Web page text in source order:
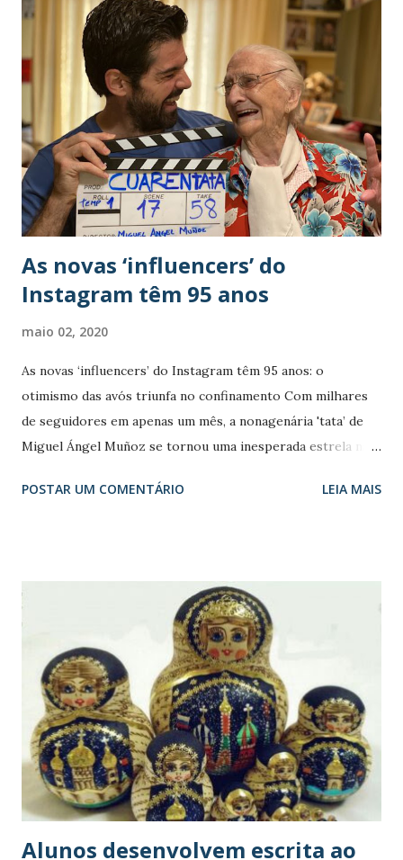
como objetivo ayudar a que tomemos conciencia de la
importancia y consecuencias positivas de fomentar la
relación y cooperación entre distintas generaciones , de
que jóvenes y mayores compartan vivencias, experiencias,
conocimiento y habilidades. Estas consecuencias positivas
benefician a todas las generaciones y a la sociedad en
general, mejorando la comunidad y el tejido social, lo
común. Se produce un aprendizaje mutuo, unas
generaciones aportan experiencia y otras nuevas ...
As novas ‘influencers’ do
Instagram têm 95 anos
maio 02, 2020
As novas ‘influencers’ do Instagram têm 95 anos: o
otimismo das avós triunfa no confinamento Com milhares
de seguidores em apenas um mês, a nonagenária 'tata’ de
Miguel Ángel Muñoz se tornou uma inesperada estrela nas
fenômeno e mostramos as outras avós mais virais do
sentimento compartilhado por milhares de usuários cada
vez que a tata ( vovó ) Luisa aparece nas suas telas. O ator
Miguel Ángel Muñoz é o responsável pela emocionada
conversa entre estes admiradores recíprocos e por ter
transformado a irmã da sua bisavó, que cuidou dele durante
toda a sua infância, naquela que, aos 95 anos, é
possivelmente a estrela mais veterana do Instagram . Em
apenas um mês, os vídeos de seu peculiar formato
Cuarentata acumulam milhões de visitas, e sua conta ...
POSTAR UM COMENTÁRIO LEIA MAIS
Alunos desenvolvem escrita ao